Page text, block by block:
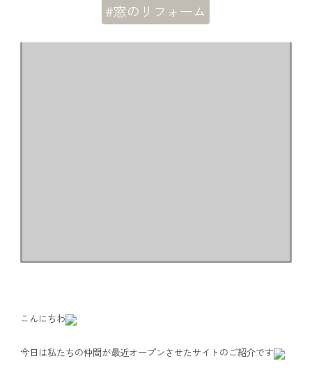
#窓のリフォーム
こんにちわ
今日は私たちの仲間が最近オープンさせたサイトのご紹介です